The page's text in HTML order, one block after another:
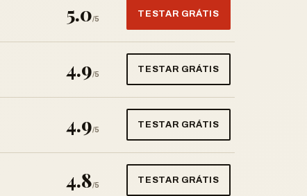
5.0/5 TESTAR GRÁTIS
4.9/5 TESTAR GRÁTIS
4.9/5 TESTAR GRÁTIS
4.8/5 TESTAR GRÁTIS